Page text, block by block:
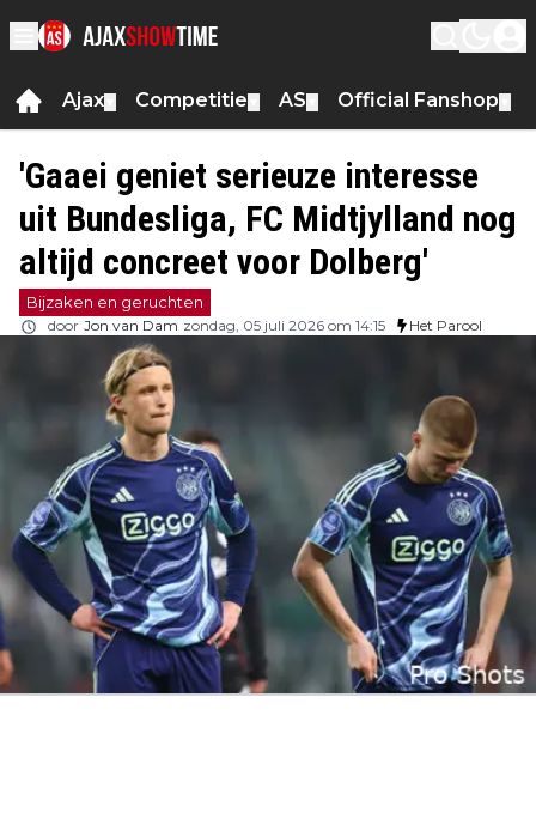
Ajax Competitie AS Official Fanshop
'Gaaei geniet serieuze interesse
uit Bundesliga, FC Midtjylland nog
altijd concreet voor Dolberg'
Bijzaken en geruchten
door Jon van Dam zondag, 05 juli 2026 om 14:15 Het Parool